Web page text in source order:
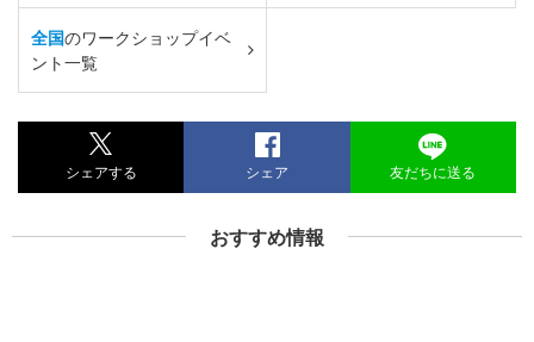
全国のワークショップイベ
ント一覧
シェアする シェア 友だちに送る
おすすめ情報